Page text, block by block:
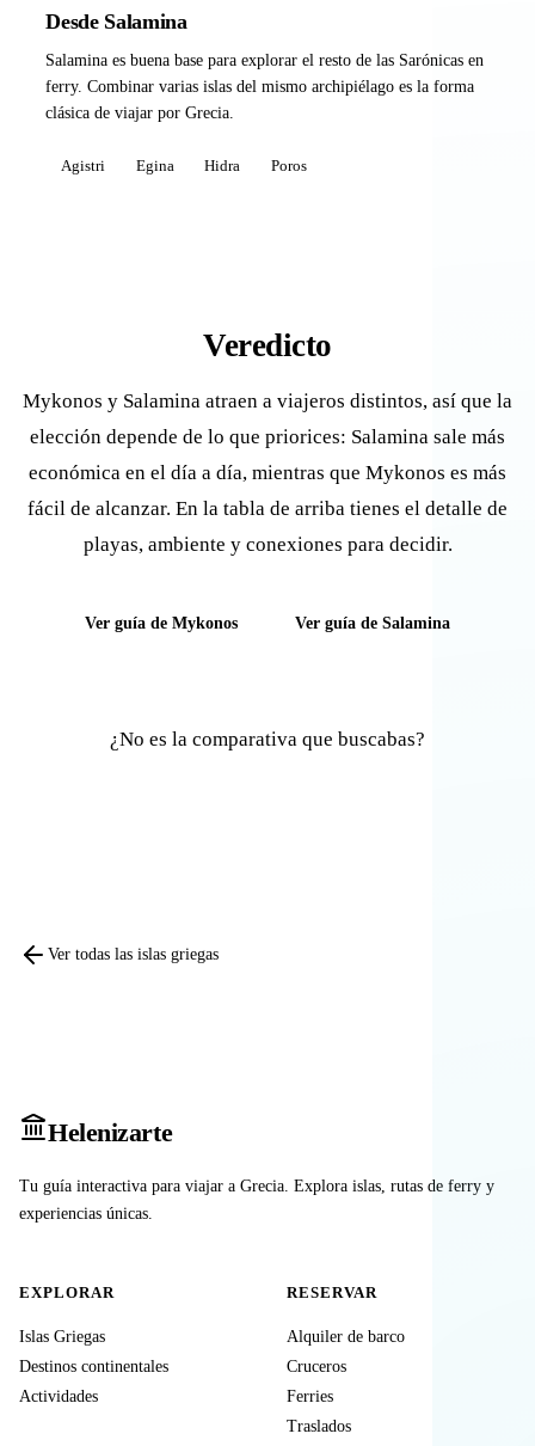
Desde Salamina
Salamina es buena base para explorar el resto de las Sarónicas en
ferry. Combinar varias islas del mismo archipiélago es la forma
clásica de viajar por Grecia.
Agistri Egina Hidra Poros
Veredicto
Mykonos y Salamina atraen a viajeros distintos, así que la
elección depende de lo que priorices: Salamina sale más
económica en el día a día, mientras que Mykonos es más
fácil de alcanzar. En la tabla de arriba tienes el detalle de
playas, ambiente y conexiones para decidir.
Ver guía de Mykonos Ver guía de Salamina
¿No es la comparativa que buscabas?
Ver todas las islas griegas
Helenizarte
Tu guía interactiva para viajar a Grecia. Explora islas, rutas de ferry y
experiencias únicas.
EXPLORAR
Islas Griegas
Destinos continentales
Actividades
RESERVAR
Alquiler de barco
Cruceros
Ferries
Traslados